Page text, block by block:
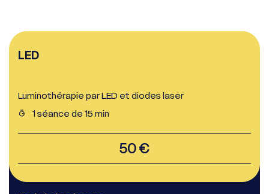
LED
Luminothérapie par LED et diodes laser
1 séance de 15 min
50 €